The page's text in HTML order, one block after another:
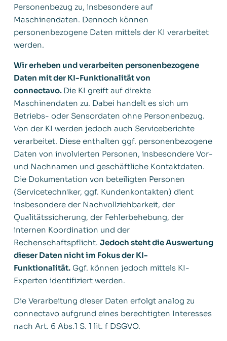
Personenbezug zu, insbesondere auf
Maschinendaten. Dennoch können
personenbezogene Daten mittels der KI verarbeitet
werden.
Wir erheben und verarbeiten personenbezogene
Daten mit der KI-Funktionalität von
connectavo. Die KI greift auf direkte
Maschinendaten zu. Dabei handelt es sich um
Betriebs- oder Sensordaten ohne Personenbezug.
Von der KI werden jedoch auch Serviceberichte
verarbeitet. Diese enthalten ggf. personenbezogene
Daten von involvierten Personen, insbesondere Vor-
und Nachnamen und geschäftliche Kontaktdaten.
Die Dokumentation von beteiligten Personen
(Servicetechniker, ggf. Kundenkontakten) dient
insbesondere der Nachvollziehbarkeit, der
Qualitätssicherung, der Fehlerbehebung, der
internen Koordination und der
Rechenschaftspflicht. Jedoch steht die Auswertung
dieser Daten nicht im Fokus der KI-
Funktionalität.Ggf. können jedoch mittels KI-
Experten identifiziert werden.
Die Verarbeitung dieser Daten erfolgt analog zu
connectavo aufgrund eines berechtigten Interesses
nach Art. 6 Abs.1 S. 1 lit. f DSGVO.